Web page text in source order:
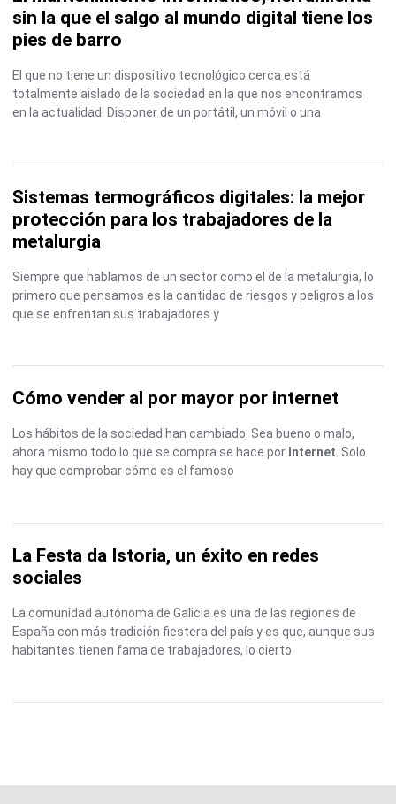
sin la que el salgo al mundo digital tiene los
pies de barro
El que no tiene un dispositivo tecnológico cerca está
totalmente aislado de la sociedad en la que nos encontramos
en la actualidad. Disponer de un portátil, un móvil o una
Sistemas termográficos digitales: la mejor
protección para los trabajadores de la
metalurgia
Siempre que hablamos de un sector como el de la metalurgia, lo
primero que pensamos es la cantidad de riesgos y peligros a los
que se enfrentan sus trabajadores y
Cómo vender al por mayor por internet
Los hábitos de la sociedad han cambiado. Sea bueno o malo,
ahora mismo todo lo que se compra se hace por Internet. Solo
hay que comprobar cómo es el famoso
La Festa da Istoria, un éxito en redes
sociales
La comunidad autónoma de Galicia es una de las regiones de
España con más tradición fiestera del país y es que, aunque sus
habitantes tienen fama de trabajadores, lo cierto